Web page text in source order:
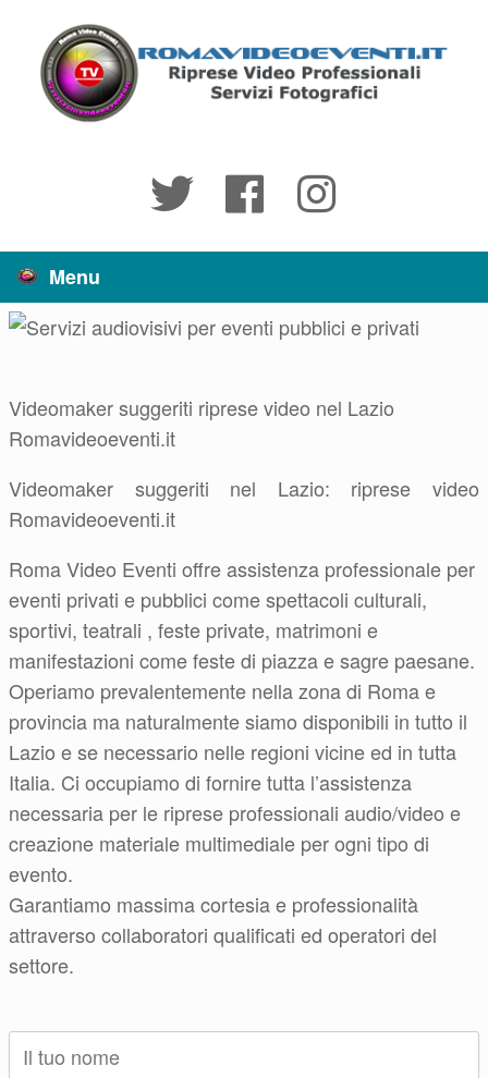
contenuto
Menu
Videomaker suggeriti riprese video nel Lazio
Romavideoeventi.it
Videomaker suggeriti nel Lazio: riprese video
Romavideoeventi.it
Roma Video Eventi offre assistenza professionale per
eventi privati e pubblici come spettacoli culturali,
sportivi, teatrali , feste private, matrimoni e
manifestazioni come feste di piazza e sagre paesane.
Operiamo prevalentemente nella zona di Roma e
provincia ma naturalmente siamo disponibili in tutto il
Lazio e se necessario nelle regioni vicine ed in tutta
Italia. Ci occupiamo di fornire tutta l’assistenza
necessaria per le riprese professionali audio/video e
creazione materiale multimediale per ogni tipo di
evento.
Garantiamo massima cortesia e professionalità
attraverso collaboratori qualificati ed operatori del
settore.